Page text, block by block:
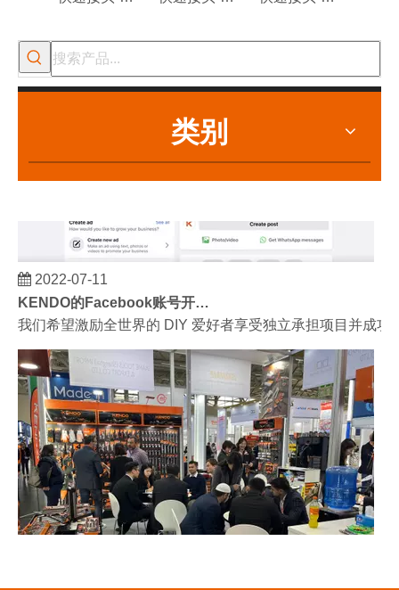
类别
2022-07-11
我们希望激励全世界的 DIY 爱好者享受独立承担项目并成功